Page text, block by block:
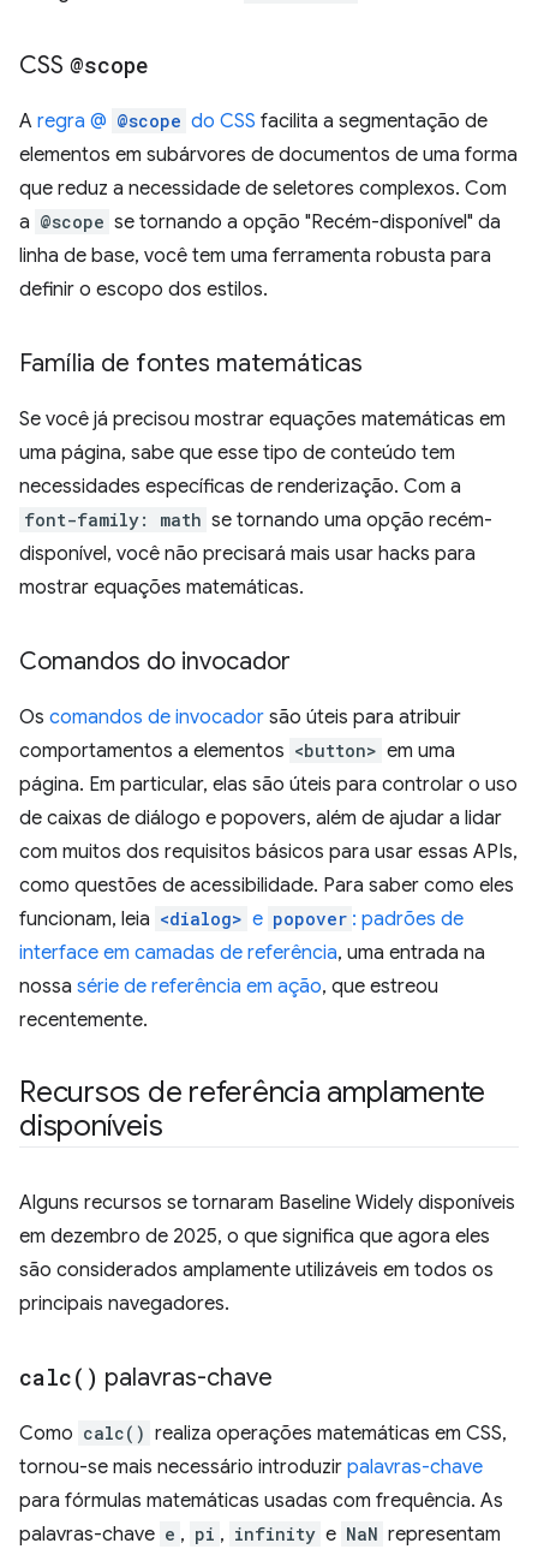
CSS @scope
A regra @ @scope do CSS facilita a segmentação de
elementos em subárvores de documentos de uma forma
que reduz a necessidade de seletores complexos. Com
a @scope se tornando a opção "Recém-disponível" da
linha de base, você tem uma ferramenta robusta para
definir o escopo dos estilos.
Família de fontes matemáticas
Se você já precisou mostrar equações matemáticas em
uma página, sabe que esse tipo de conteúdo tem
necessidades específicas de renderização. Com a
font-family: math se tornando uma opção recém-
disponível, você não precisará mais usar hacks para
mostrar equações matemáticas.
Comandos do invocador
Os comandos de invocador são úteis para atribuir
comportamentos a elementos <button> em uma
página. Em particular, elas são úteis para controlar o uso
de caixas de diálogo e popovers, além de ajudar a lidar
com muitos dos requisitos básicos para usar essas APIs,
como questões de acessibilidade. Para saber como eles
funcionam, leia <dialog> e popover : padrões de
interface em camadas de referência, uma entrada na
nossa série de referência em ação, que estreou
recentemente.
Recursos de referência amplamente
disponíveis
Alguns recursos se tornaram Baseline Widely disponíveis
em dezembro de 2025, o que significa que agora eles
são considerados amplamente utilizáveis em todos os
principais navegadores.
calc( ) palavras-chave
Como calc() realiza operações matemáticas em CSS,
tornou-se mais necessário introduzir palavras-chave
para fórmulas matemáticas usadas com frequência. As
palavras-chave e , pi , infinity e NaN representam